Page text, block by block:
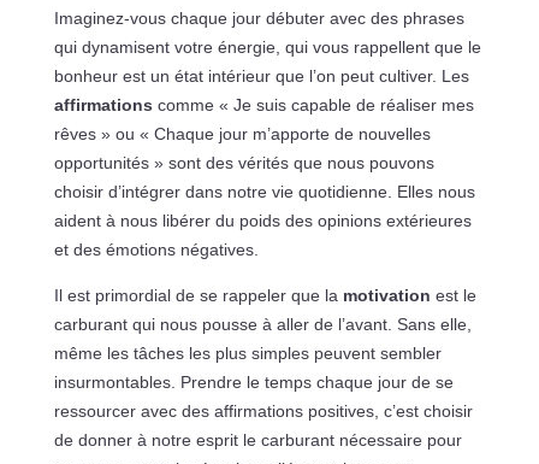
Imaginez-vous chaque jour débuter avec des phrases
qui dynamisent votre énergie, qui vous rappellent que le
bonheur est un état intérieur que l’on peut cultiver. Les
affirmations comme « Je suis capable de réaliser mes
rêves » ou « Chaque jour m’apporte de nouvelles
opportunités » sont des vérités que nous pouvons
choisir d’intégrer dans notre vie quotidienne. Elles nous
aident à nous libérer du poids des opinions extérieures
et des émotions négatives.
Il est primordial de se rappeler que la motivation est le
carburant qui nous pousse à aller de l’avant. Sans elle,
même les tâches les plus simples peuvent sembler
insurmontables. Prendre le temps chaque jour de se
ressourcer avec des affirmations positives, c’est choisir
de donner à notre esprit le carburant nécessaire pour